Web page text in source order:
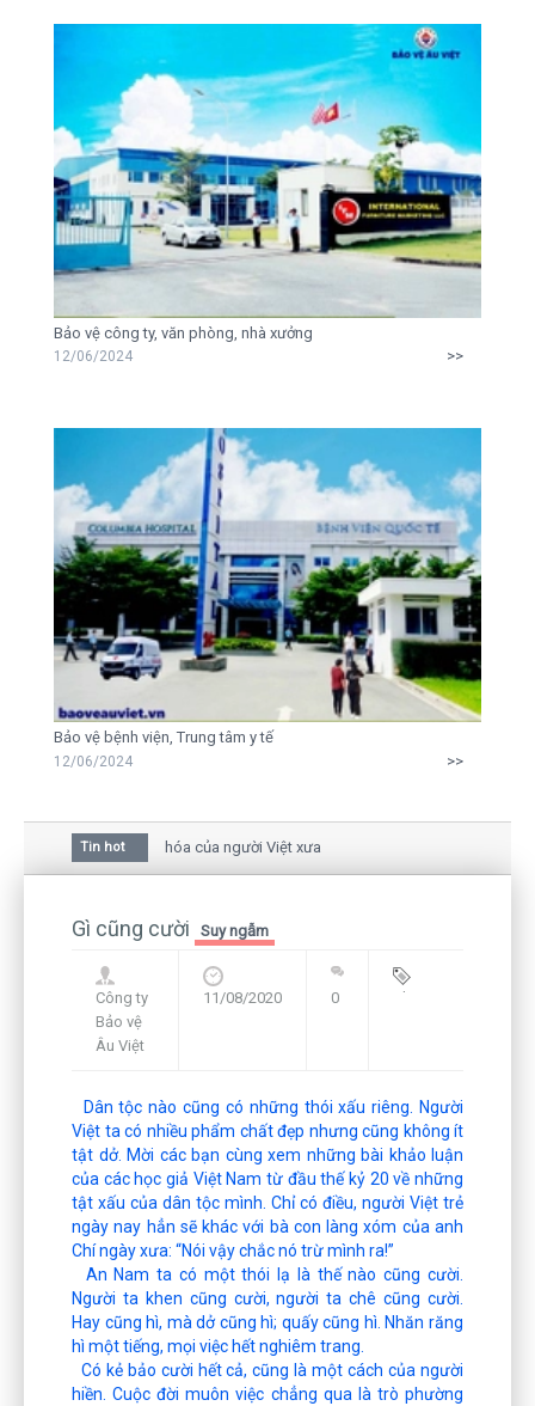
Bảo vệ công ty, văn phòng, nhà xưởng
12/06/2024 >>
Bảo vệ bệnh viện, Trung tâm y tế
12/06/2024 >>
Tin hot
mai trong văn hóa của người Việt xưa
giữa bức thư gửi mẹ của người... tử tù và của CEO
Gì cũng cười Suy ngẫm
Công ty
Bảo vệ
Âu Việt
11/08/2020 0 Blog
Dân tộc nào cũng có những thói xấu riêng. Người
Việt ta có nhiều phẩm chất đẹp nhưng cũng không ít
tật dở. Mời các bạn cùng xem những bài khảo luận
của các học giả Việt Nam từ đầu thế kỷ 20 về những
tật xấu của dân tộc mình. Chỉ có điều, người Việt trẻ
ngày nay hẳn sẽ khác với bà con làng xóm của anh
Chí ngày xưa: “Nói vậy chắc nó trừ mình ra!”
An Nam ta có một thói lạ là thế nào cũng cười.
Người ta khen cũng cười, người ta chê cũng cười.
Hay cũng hì, mà dở cũng hì; quấy cũng hì. Nhăn răng
hì một tiếng, mọi việc hết nghiêm trang.
Có kẻ bảo cười hết cả, cũng là một cách của người
hiền. Cuộc đời muôn việc chẳng qua là trò phường